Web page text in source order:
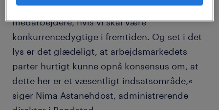
vi hele tiden uddanner virksomhedens
medarbejdere, hvis vi skal være
konkurrencedygtige i fremtiden. Og set i det
lys er det glædeligt, at arbejdsmarkedets
parter hurtigt kunne opnå konsensus om, at
dette her er et væsentligt indsatsområde,«
siger Nima Astanehdost, administrerende